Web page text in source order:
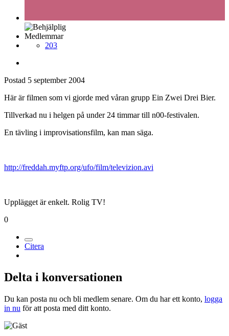
Medlemmar
203
Postad 5 september 2004
Här är filmen som vi gjorde med våran grupp Ein Zwei Drei Bier.
Tillverkad nu i helgen på under 24 timmar till n00-festivalen.
En tävling i improvisationsfilm, kan man säga.
http://freddah.myftp.org/ufo/film/televizion.avi
Upplägget är enkelt. Rolig TV!
0
Citera
Delta i konversationen
Du kan posta nu och bli medlem senare. Om du har ett konto, logga
in nu för att posta med ditt konto.